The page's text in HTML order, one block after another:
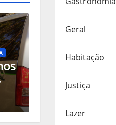
de
Geral
Habitação
Justiça
Lazer